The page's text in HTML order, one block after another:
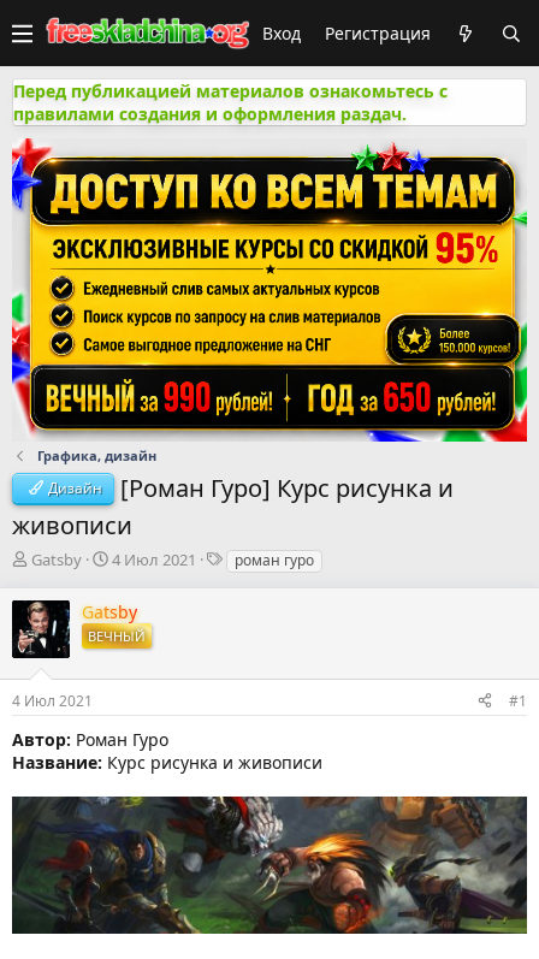
Вход Регистрация
Перед публикацией материалов ознакомьтесь с
правилами создания и оформления раздач.
Графика, дизайн
Дизайн
[Роман Гуро] Курс рисунка и
живописи
А
т
о
р
м
ы
Gatsby
Д
т
а
н
а
л
а
4 Июл 2021
Троман гуро
Gatsby
ВЕЧНЫЙ
4 Июл 2021 #1
Автор: Роман Гуро
Название: Курс рисунка и живописи